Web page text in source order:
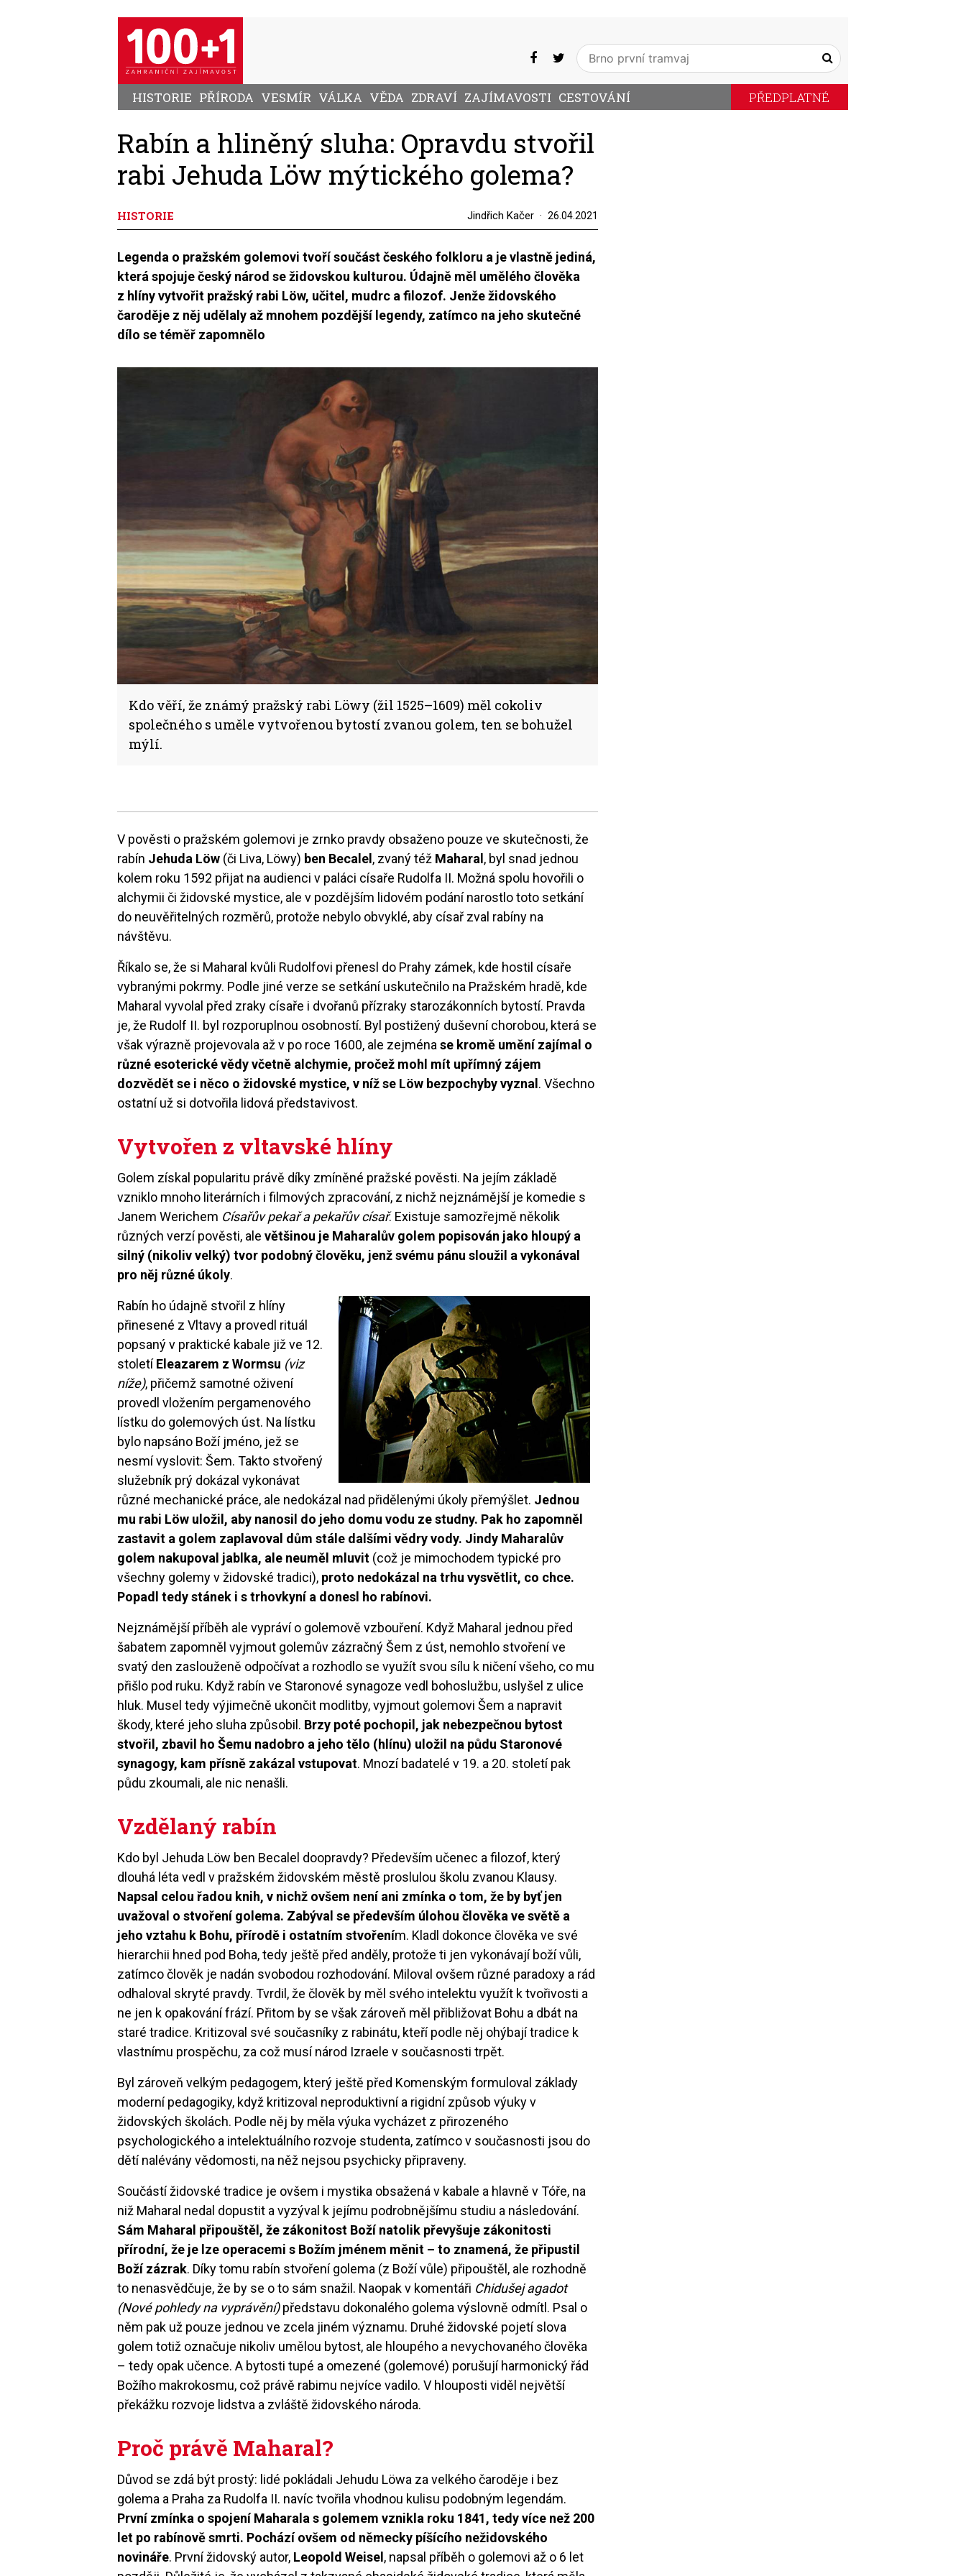
HISTORIE PŘÍRODA VESMÍR VÁLKA VĚDA ZDRAVÍ ZAJÍMAVOSTI CESTOVÁNÍ PŘEDPLATNÉ
Rabín a hliněný sluha: Opravdu stvořil
rabi Jehuda Löw mýtického golema?
HISTORIE Jindřich Kačer 26.04.2021
Legenda o pražském golemovi tvoří součást českého folkloru a je vlastně jediná,
která spojuje český národ se židovskou kulturou. Údajně měl umělého člověka
z hlíny vytvořit pražský rabi Löw, učitel, mudrc a filozof. Jenže židovského
čaroděje z něj udělaly až mnohem pozdější legendy, zatímco na jeho skutečné
dílo se téměř zapomnělo
Kdo věří, že známý pražský rabi Löwy (žil 1525–1609) měl cokoliv
společného s uměle vytvořenou bytostí zvanou golem, ten se bohužel
mýlí.
V pověsti o pražském golemovi je zrnko pravdy obsaženo pouze ve skutečnosti, že
rabín Jehuda Löw (či Liva, Löwy) ben Becalel , zvaný též Maharal , byl snad jednou
kolem roku 1592 přijat na audienci v paláci císaře Rudolfa II. Možná spolu hovořili o
alchymii či židovské mystice, ale v pozdějším lidovém podání narostlo toto setkání
do neuvěřitelných rozměrů, protože nebylo obvyklé, aby císař zval rabíny na
návštěvu.
Říkalo se, že si Maharal kvůli Rudolfovi přenesl do Prahy zámek, kde hostil císaře
vybranými pokrmy. Podle jiné verze se setkání uskutečnilo na Pražském hradě, kde
Maharal vyvolal před zraky císaře i dvořanů přízraky starozákonních bytostí. Pravda
je, že Rudolf II. byl rozporuplnou osobností. Byl postižený duševní chorobou, která se
však výrazně projevovala až v po roce 1600, ale zejménase kromě umění zajímal o
různé esoterické vědy včetně alchymie, pročež mohl mít upřímný zájem
dozvědět se i něco o židovské mystice, v níž se Löw bezpochyby vyznal . Všechno
ostatní už si dotvořila lidová představivost.
Vytvořen z vltavské hlíny
Golem získal popularitu právě díky zmíněné pražské pověsti. Na jejím základě
vzniklo mnoho literárních i filmových zpracování, z nichž nejznámější je komedie s
Janem Werichem Císařův pekař a pekařův císař. Existuje samozřejmě několik
různých verzí pověsti, alevětšinou je Maharalův golem popisován jako hloupý a
silný (nikoliv velký) tvor podobný člověku, jenž svému pánu sloužil a vykonával
pro něj různé úkoly.
Rabín ho údajně stvořil z hlíny
přinesené z Vltavy a provedl rituál
popsaný v praktické kabale již ve 12.
stoletíEleazarem z Wormsu (viz
níže), přičemž samotné oživení
provedl vložením pergamenového
lístku do golemových úst. Na lístku
bylo napsáno Boží jméno, jež se
nesmí vyslovit: Šem. Takto stvořený
služebník prý dokázal vykonávat
různé mechanické práce, ale nedokázal nad přidělenými úkoly přemýšlet. Jednou
mu rabi Löw uložil, aby nanosil do jeho domu vodu ze studny. Pak ho zapomněl
zastavit a golem zaplavoval dům stále dalšími vědry vody. Jindy Maharalův
golem nakupoval jablka, ale neuměl mluvit (což je mimochodem typické pro
všechny golemy v židovské tradici), proto nedokázal na trhu vysvětlit, co chce.
Popadl tedy stánek i s trhovkyní a donesl ho rabínovi.
Nejznámější příběh ale vypráví o golemově vzbouření. Když Maharal jednou před
šabatem zapomněl vyjmout golemův zázračný Šem z úst, nemohlo stvoření ve
svatý den zaslouženě odpočívat a rozhodlo se využít svou sílu k ničení všeho, co mu
přišlo pod ruku. Když rabín ve Staronové synagoze vedl bohoslužbu, uslyšel z ulice
hluk. Musel tedy výjimečně ukončit modlitby, vyjmout golemovi Šem a napravit
škody, které jeho sluha způsobil. Brzy poté pochopil, jak nebezpečnou bytost
stvořil, zbavil ho Šemu nadobro a jeho tělo (hlínu) uložil na půdu Staronové
synagogy, kam přísně zakázal vstupovat. Mnozí badatelé v 19. a 20. století pak
půdu zkoumali, ale nic nenašli.
Vzdělaný rabín
Kdo byl Jehuda Löw ben Becalel doopravdy? Především učenec a filozof, který
dlouhá léta vedl v pražském židovském městě proslulou školu zvanou Klausy.
Napsal celou řadou knih, v nichž ovšem není ani zmínka o tom, že by byť jen
uvažoval o stvoření golema. Zabýval se především úlohou člověka ve světě a
jeho vztahu k Bohu, přírodě i ostatním stvořením. Kladl dokonce člověka ve své
hierarchii hned pod Boha, tedy ještě před anděly, protože ti jen vykonávají boží vůli,
zatímco člověk je nadán svobodou rozhodování. Miloval ovšem různé paradoxy a rád
odhaloval skryté pravdy. Tvrdil, že člověk by měl svého intelektu využít k tvořivosti a
ne jen k opakování frází. Přitom by se však zároveň měl přibližovat Bohu a dbát na
staré tradice. Kritizoval své současníky z rabinátu, kteří podle něj ohýbají tradice k
vlastnímu prospěchu, za což musí národ Izraele v současnosti trpět.
Byl zároveň velkým pedagogem, který ještě před Komenským formuloval základy
moderní pedagogiky, když kritizoval neproduktivní a rigidní způsob výuky v
židovských školách. Podle něj by měla výuka vycházet z přirozeného
psychologického a intelektuálního rozvoje studenta, zatímco v současnosti jsou do
dětí nalévány vědomosti, na něž nejsou psychicky připraveny.
Součástí židovské tradice je ovšem i mystika obsažená v kabale a hlavně v Tóře, na
niž Maharal nedal dopustit a vyzýval k jejímu podrobnějšímu studiu a následování.
Sám Maharal připouštěl, že zákonitost Boží natolik převyšuje zákonitosti
přírodní, že je lze operacemi s Božím jménem měnit – to znamená, že připustil
Boží zázrak. Díky tomu rabín stvoření golema (z Boží vůle) připouštěl, ale rozhodně
to nenasvědčuje, že by se o to sám snažil. Naopak v komentáři Chidušej agadot
(Nové pohledy na vyprávění)představu dokonalého golema výslovně odmítl. Psal o
něm pak už pouze jednou ve zcela jiném významu. Druhé židovské pojetí slova
golem totiž označuje nikoliv umělou bytost, ale hloupého a nevychovaného člověka
– tedy opak učence. A bytosti tupé a omezené (golemové) porušují harmonický řád
Božího makrokosmu, což právě rabimu nejvíce vadilo. V hlouposti viděl největší
překážku rozvoje lidstva a zvláště židovského národa.
Proč právě Maharal?
Důvod se zdá být prostý: lidé pokládali Jehudu Löwa za velkého čaroděje i bez
golema a Praha za Rudolfa II. navíc tvořila vhodnou kulisu podobným legendám.
První zmínka o spojení Maharala s golemem vznikla roku 1841, tedy více než 200
let po rabínově smrti. Pochází ovšem od německy píšícího nežidovského
novináře. První židovský autor, Leopold Weisel , napsal příběh o golemovi až o 6 let